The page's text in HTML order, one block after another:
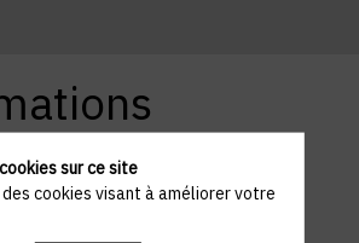
sur ce site
cookies visant à améliorer votre